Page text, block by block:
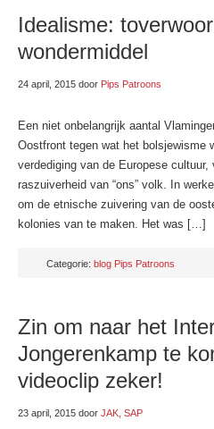
Idealisme:
wondermiddel
24 april, 2015 door Pips Patroons
Een niet onbelangrijk aantal
Oostfront tegen wat het bolsjewisme
verdediging van de Europese cultuur,
raszuiverheid van “ons” volk. In
om de etnische zuivering van de
kolonies van te maken. Het was […]
Categorie: blog Pips Patroons
Zin om naar het
Jongerenkamp te
videoclip zeker!
23 april, 2015 door JAK, SAP